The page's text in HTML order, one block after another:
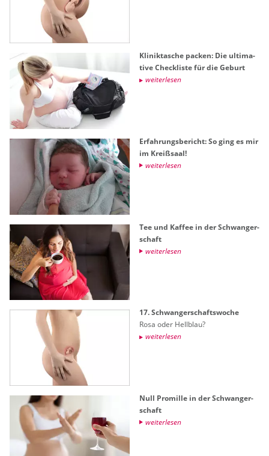
Kli­nik­ta­sche pa­cken: Die ul­ti­ma­
ti­ve Check­lis­te für die Ge­burt
wei­ter­le­sen
Er­fah­rungs­be­richt: So ging es mir
im Kreiß­saal!
wei­ter­le­sen
Tee und Kaf­fee in der Schwan­ger­
schaft
wei­ter­le­sen
17. Schwan­ger­schafts­wo­che
Rosa oder Hell­blau?
wei­ter­le­sen
Null Pro­mil­le in der Schwan­ger­
schaft
wei­ter­le­sen